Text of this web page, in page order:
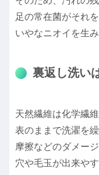
足の常在菌がそれ
いやなニオイを生
裏返し洗い
天然繊維は化学繊
表のままで洗濯を
摩擦などのダメージ
穴や毛玉が出来や